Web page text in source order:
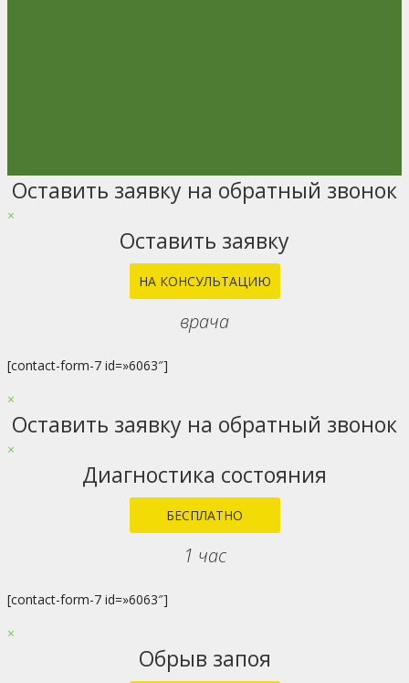
Go
Оставить заявку на обратный звонок
×
Оставить заявку
НА КОНСУЛЬТАЦИЮ
врача
[contact-form-7 id=»6063″]
×
Оставить заявку на обратный звонок
×
Диагностика состояния
БЕСПЛАТНО
1 час
[contact-form-7 id=»6063″]
×
Обрыв запоя